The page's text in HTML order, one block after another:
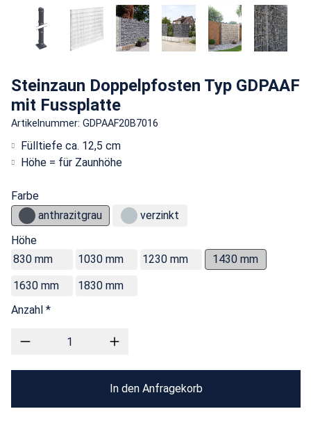
Steinzaun Doppelpfosten Typ GDPAAF
mit Fussplatte
Artikelnummer: GDPAAF20B7016
Fülltiefe ca. 12,5 cm
Höhe = für Zaunhöhe
Farbe
anthrazitgrau
verzinkt
Höhe
830 mm
1030 mm 1230 mm
1430 mm
1630 mm
1830 mm
Anzahl *
In den Anfragekorb